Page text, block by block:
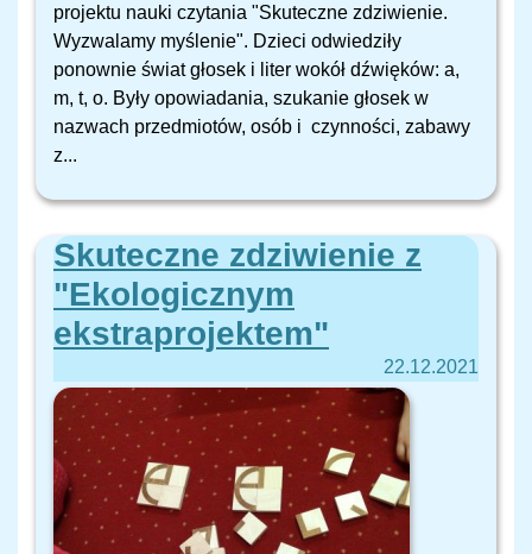
projektu nauki czytania "Skuteczne zdziwienie.
Wyzwalamy myślenie". Dzieci odwiedziły
ponownie świat głosek i liter wokół dźwięków: a,
m, t, o. Były opowiadania, szukanie głosek w
nazwach przedmiotów, osób i czynności, zabawy
z...
Skuteczne zdziwienie z
"Ekologicznym
ekstraprojektem"
22.12.2021